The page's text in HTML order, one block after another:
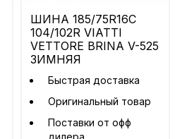
ШИНА 185/75R16C
104/102R VIATTI
VETTORE BRINA V-525
ЗИМНЯЯ
Быстрая доставка
Оригинальный товар
Поставки от офф